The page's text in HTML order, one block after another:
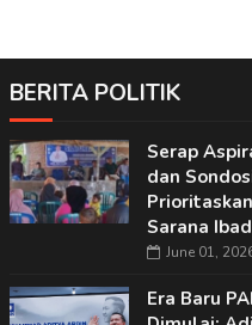
BERITA POLITIK
Serap
dan
Sarana
June 01,
Era Baru